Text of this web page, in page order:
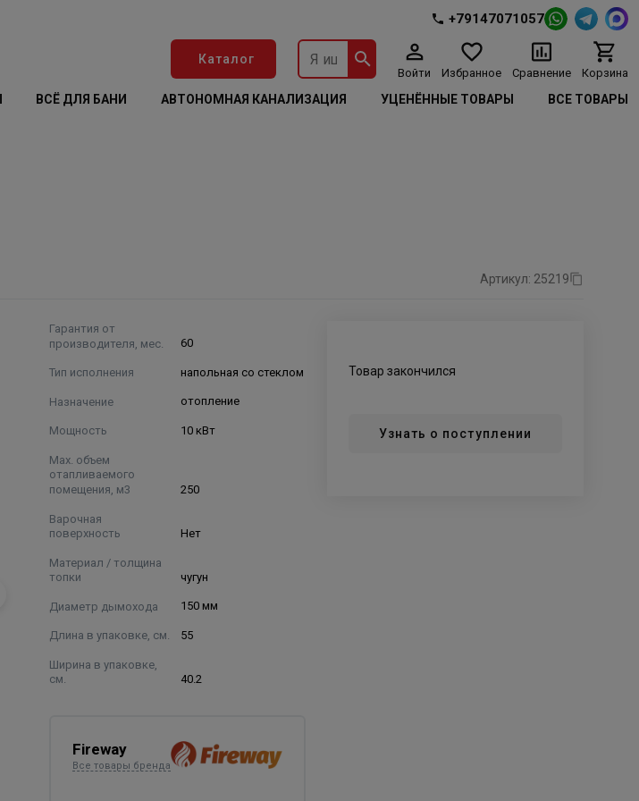
+79147071057
Каталог
Войти Избранное Сравнение Корзина
ВСЁ ДЛЯ БАНИ АВТОНОМНАЯ КАНАЛИЗАЦИЯ УЦЕНЁННЫЕ ТОВАРЫ ВСЕ ТОВАРЫ
Артикул: 25219
Гарантия от
производителя, мес.
60
Тип исполнения напольная со стеклом
Назначение отопление
Мощность 10 кВт
Max. объем
отапливаемого
помещения, м3
250
Варочная
поверхность
Нет
Материал / толщина
топки
чугун
Диаметр дымохода 150 мм
Длина в упаковке, см. 55
Ширина в упаковке,
см.
40.2
Fireway
Все товары бренда
Товар закончился
Узнать о поступлении